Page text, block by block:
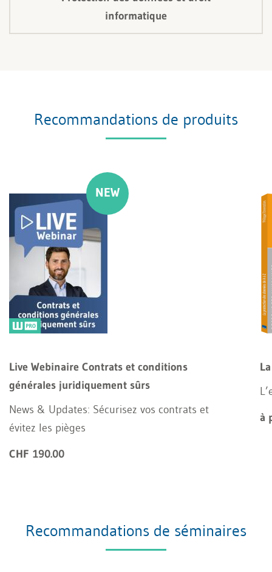
informatique
Recommandations de produits
Live Webinaire Contrats et conditions
générales juridiquement sûrs
News & Updates: Sécurisez vos contrats et
évitez les pièges
CHF 190.00
à
Recommandations de séminaires